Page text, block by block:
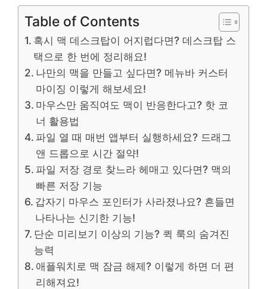
Table of Contents
혹시 맥 데스크탑이 어지럽다면? 데스크탑 스
택으로 한 번에 정리해요!
나만의 맥을 만들고 싶다면? 메뉴바 커스터
마이징 이렇게 해보세요!
마우스만 움직여도 맥이 반응한다고? 핫 코
너 활용법
파일 열 때 매번 앱부터 실행하세요? 드래그
앤 드롭으로 시간 절약!
파일 저장 경로 찾느라 헤매고 있다면? 맥의
빠른 저장 기능
갑자기 마우스 포인터가 사라졌나요? 흔들면
나타나는 신기한 기능!
단순 미리보기 이상의 기능? 퀵 룩의 숨겨진
능력
애플워치로 맥 잠금 해제? 이렇게 하면 더 편
리해져요!